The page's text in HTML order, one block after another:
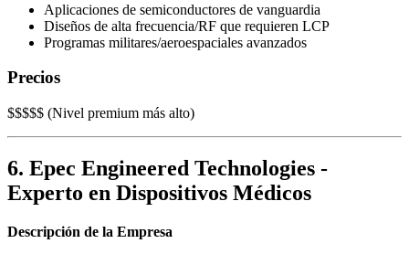
Aplicaciones de semiconductores de vanguardia
Diseños de alta frecuencia/RF que requieren LCP
Programas militares/aeroespaciales avanzados
Precios
$$$$$ (Nivel premium más alto)
6. Epec Engineered Technologies -
Experto en Dispositivos Médicos
Descripción de la Empresa